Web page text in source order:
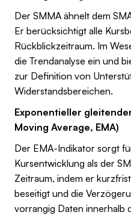
Der SMMA ähnelt dem
Er berücksichtigt alle
Rückblickzeitraum. Im
die Trendanalyse ein und
zur Definition von
Widerstandsbereichen.
Exponentieller
Moving Average, EMA)
Der EMA-Indikator sorgt
Kursentwicklung als der
Zeitraum, indem er
beseitigt und die
vorrangig Daten innerhalb